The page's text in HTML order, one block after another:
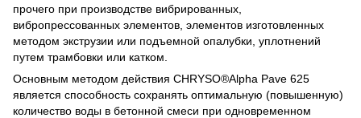
прочего при производстве вибрированных,
вибропрессованных элементов, элементов изготовленных
методом экструзии или подъемной опалубки, уплотнений
путем трамбовки или катком.
Основным методом действия CHRYSO®Alpha Pave 625
является способность сохранять оптимальную (повышенную)
количество воды в бетонной смеси при одновременном